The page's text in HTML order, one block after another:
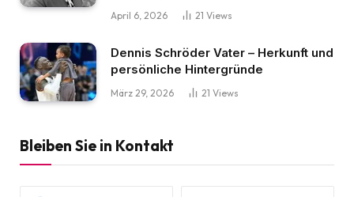
April 6, 2026 21 Views
Dennis Schröder Vater – Herkunft und
persönliche Hintergründe
März 29, 2026 21 Views
Bleiben Sie in Kontakt